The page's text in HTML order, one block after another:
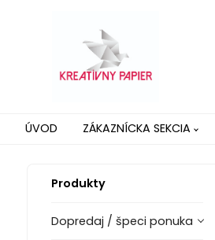
ÚVOD ZÁKAZNÍCKA SEKCIA
Produkty
Dopredaj / špeci ponuka